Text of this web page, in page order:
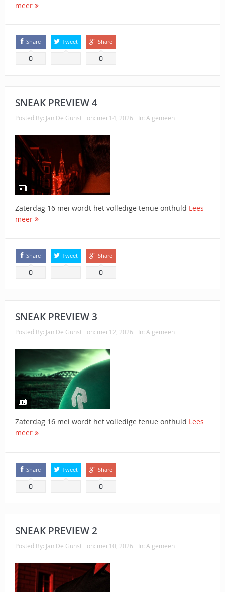
meer
Share
0
Tweet Share
0
SNEAK PREVIEW 4
Posted By: Jan De Gunst on: mei 14, 2026 In: Algemeen
Zaterdag 16 mei wordt het volledige tenue onthuld Lees
meer
Share
0
Tweet Share
0
SNEAK PREVIEW 3
Posted By: Jan De Gunst on: mei 12, 2026 In: Algemeen
Zaterdag 16 mei wordt het volledige tenue onthuld Lees
meer
Share
0
Tweet Share
0
SNEAK PREVIEW 2
Posted By: Jan De Gunst on: mei 10, 2026 In: Algemeen